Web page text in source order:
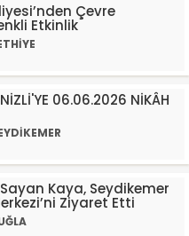
Çevre
Etkinlik
06.06.2026 NİKÂH
Kaya, Seydikemer
Ziyaret Etti